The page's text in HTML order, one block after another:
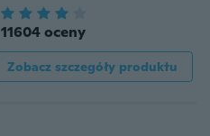
11604 oceny
Zobacz szczegóły produktu